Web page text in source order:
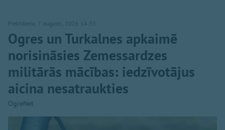
Piektdiena, 7. augusts, 2026 14:33
Ogres un Turkalnes apkaimē
norisināsies Zemessardzes
militārās mācības: iedzīvotājus
aicina nesatraukties
OgreNet